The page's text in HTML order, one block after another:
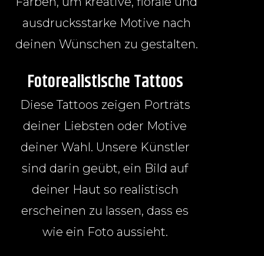
ausdrucksstarke Motive nach
deinen Wünschen zu gestalten.
Fotorealistische Tattoos
Diese Tattoos zeigen Porträts
deiner Liebsten oder Motive
deiner Wahl. Unsere Künstler
sind darin geübt, ein Bild auf
deiner Haut so realistisch
erscheinen zu lassen, dass es
wie ein Foto aussieht.